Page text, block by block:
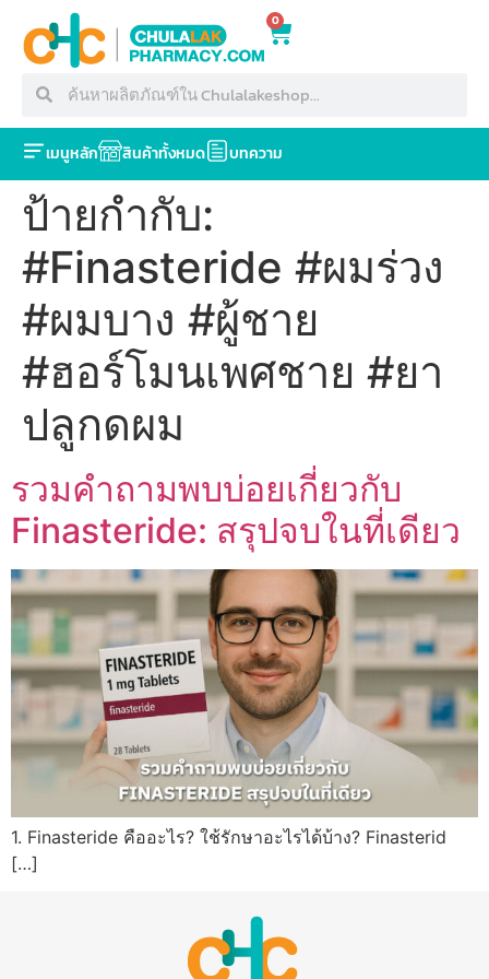
0
เมนูหลัก สินค้าทั้งหมด บทความ
ป้ายกำกับ:
#Finasteride #ผมร่วง
#ผมบาง #ผู้ชาย
#ฮอร์โมนเพศชาย #ยา
ปลูกดผม
รวมคำถามพบบ่อยเกี่ยวกับ
Finasteride: สรุปจบในที่เดียว
1. Finasteride คืออะไร? ใช้รักษาอะไรได้บ้าง? Finasterid
[…]